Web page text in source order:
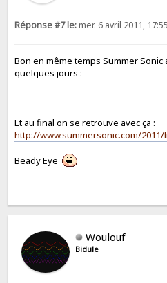
Réponse #7 le:mer. 6 avril 2011,
Bon en même temps Summer Sonic
quelques jours :
Et au final on se retrouve avec ça :
http://www.summersonic.com/
Beady Eye
Woulouf
Bidule